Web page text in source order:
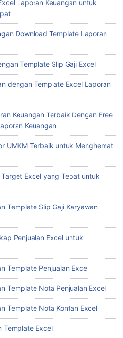
UMKM Terbaik untuk Menghemat
Excel yang Tepat untuk
Template Nota Penjualan Excel
Template Nota Kontan Excel
Template Excel
dengan Template Excel
Excel Terbaik untuk